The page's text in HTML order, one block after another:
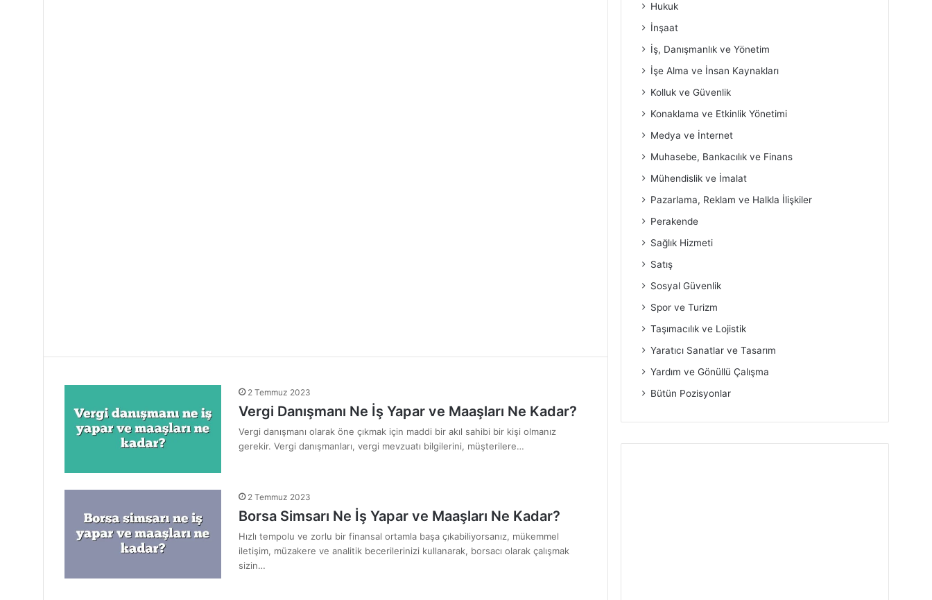
2 Temmuz 2023
Vergi Danışmanı Ne İş Yapar ve Maaşları Ne Kadar?
Vergi danışmanı olarak öne çıkmak için maddi bir akıl sahibi bir kişi olmanız
gerekir. Vergi danışmanları, vergi mevzuatı bilgilerini, müşterilere…
2 Temmuz 2023
Borsa Simsarı Ne İş Yapar ve Maaşları Ne Kadar?
Hızlı tempolu ve zorlu bir finansal ortamla başa çıkabiliyorsanız, mükemmel
iletişim, müzakere ve analitik becerilerinizi kullanarak, borsacı olarak çalışmak
sizin…
Hukuk
İnşaat
İş, Danışmanlık ve Yönetim
İşe Alma ve İnsan Kaynakları
Kolluk ve Güvenlik
Konaklama ve Etkinlik Yönetimi
Medya ve İnternet
Muhasebe, Bankacılık ve Finans
Mühendislik ve İmalat
Pazarlama, Reklam ve Halkla İlişkiler
Perakende
Sağlık Hizmeti
Satış
Sosyal Güvenlik
Spor ve Turizm
Taşımacılık ve Lojistik
Yaratıcı Sanatlar ve Tasarım
Yardım ve Gönüllü Çalışma
Bütün Pozisyonlar